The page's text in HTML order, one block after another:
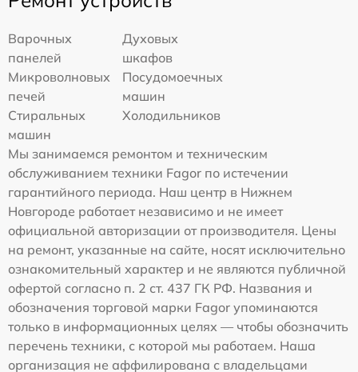
Варочных
панелей
Духовых
шкафов
Микроволновых
печей
Посудомоечных
машин
Стиральных
машин
Холодильников
Мы занимаемся ремонтом и техническим
обслуживанием техники Fagor по истечении
гарантийного периода. Наш центр в Нижнем
Новгороде работает независимо и не имеет
официальной авторизации от производителя. Цены
на ремонт, указанные на сайте, носят исключительно
ознакомительный характер и не являются публичной
офертой согласно п. 2 ст. 437 ГК РФ. Названия и
обозначения торговой марки Fagor упоминаются
только в информационных целях — чтобы обозначить
перечень техники, с которой мы работаем. Наша
организация не аффилирована с владельцами